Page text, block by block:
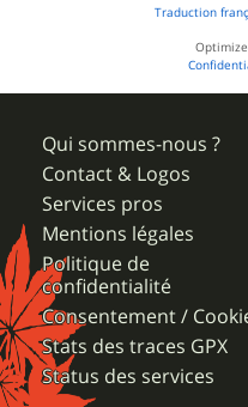
Traduction
Qui sommes-nous ?
Contact & Logos
Services pros
Mentions légales
Politique de
confidentialité
Consentement /
Stats des traces GPX
Status des services